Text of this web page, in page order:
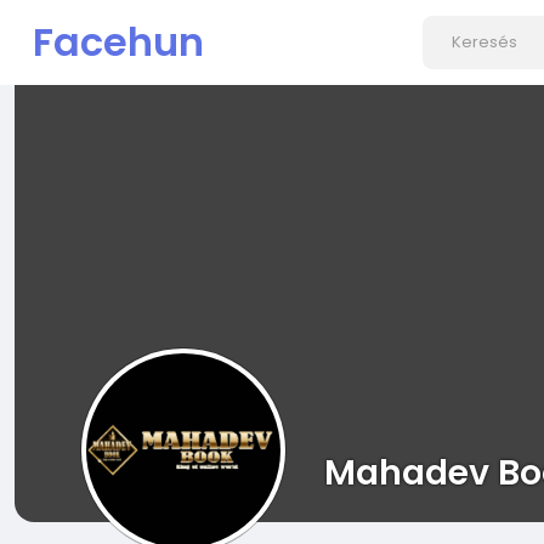
Facehun
Mahadev